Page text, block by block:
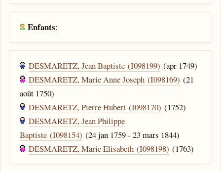
Enfants:
DESMARETZ, Jean Baptiste (I098199) (apr 1749)
DESMARETZ, Marie Anne Joseph (I098169) (21
août 1750)
DESMARETZ, Pierre Hubert (I098170) (1752)
DESMARETZ, Jean Philippe
Baptiste (I098154) (24 jan 1759 - 23 mars 1844)
DESMARETZ, Marie Elisabeth (I098198) (1763)